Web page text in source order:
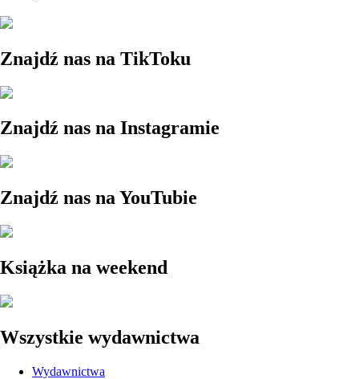
Znajdź nas na TikToku
Znajdź nas na Instagramie
Znajdź nas na YouTubie
Książka na weekend
Wszystkie wydawnictwa
Wydawnictwa